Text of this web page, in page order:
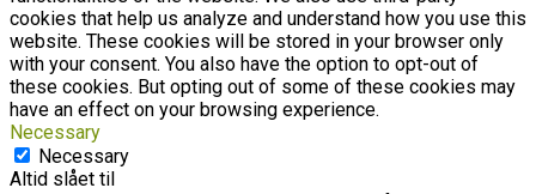
cookies that help us analyze and understand how you use this
website. These cookies will be stored in your browser only
with your consent. You also have the option to opt-out of
these cookies. But opting out of some of these cookies may
have an effect on your browsing experience.
Necessary
Necessary
Altid slået til